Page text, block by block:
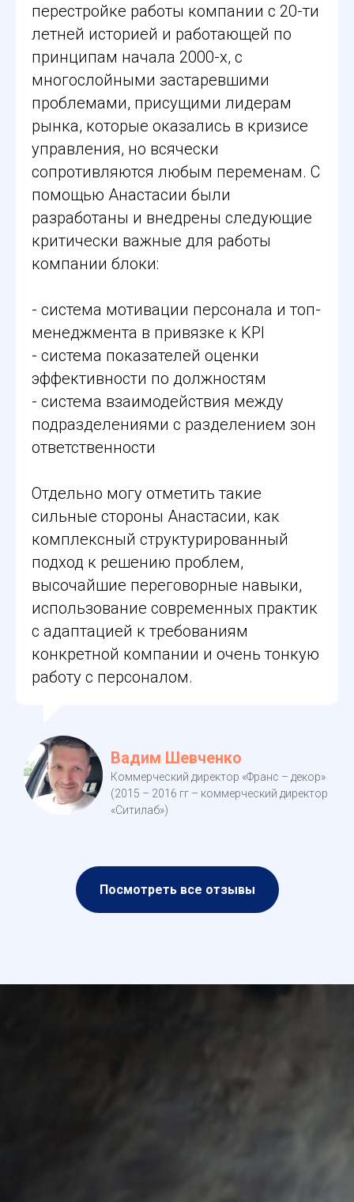
перестройке работы компании с 20-ти
летней историей и работающей по
принципам начала 2000-х, с
многослойными застаревшими
проблемами, присущими лидерам
рынка, которые оказались в кризисе
управления, но всячески
сопротивляются любым переменам. С
помощью Анастасии были
разработаны и внедрены следующие
критически важные для работы
компании блоки:
- система мотивации персонала и топ-
менеджмента в привязке к KPI
- система показателей оценки
эффективности по должностям
- система взаимодействия между
подразделениями с разделением зон
ответственности
Отдельно могу отметить такие
сильные стороны Анастасии, как
комплексный структурированный
подход к решению проблем,
высочайшие переговорные навыки,
использование современных практик
с адаптацией к требованиям
конкретной компании и очень тонкую
работу с персоналом.
Вадим Шевченко
Коммерческий директор «Франс – декор»
(2015 – 2016 гг – коммерческий директор
«Ситилаб»)
Посмотреть все отзывы